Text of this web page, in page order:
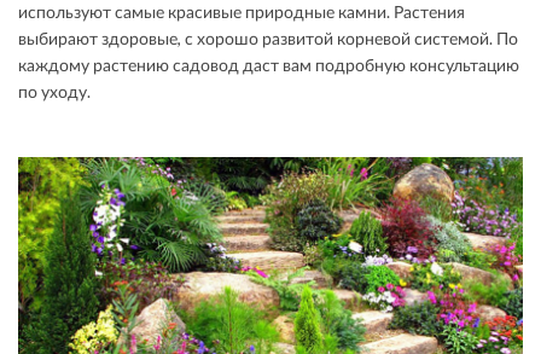
используют самые красивые природные камни. Растения
выбирают здоровые, с хорошо развитой корневой системой. По
каждому растению садовод даст вам подробную консультацию
по уходу.